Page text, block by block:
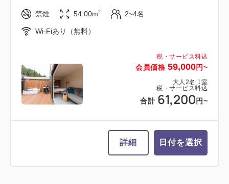
税・サービス料込
合計 59,000円~
税・サービス料込
会員価格 59,000円~
大人 2名 1室
税・サービス料込
合計 61,200 円~
禁煙 54.00m2 2~4名
Wi-Fiあり（無料）
詳細 日付を選択